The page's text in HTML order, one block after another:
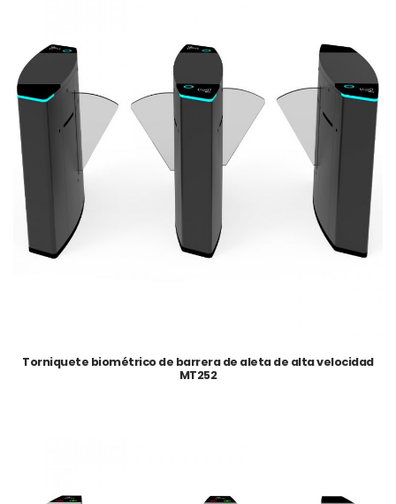
Torniquete biométrico de barrera de aleta de alta velocidad
MT252